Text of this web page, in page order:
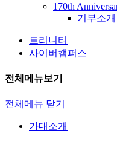
170th
기부소개
트리니티
사이버캠퍼스
전체메뉴보기
전체메뉴 닫기
가대소개